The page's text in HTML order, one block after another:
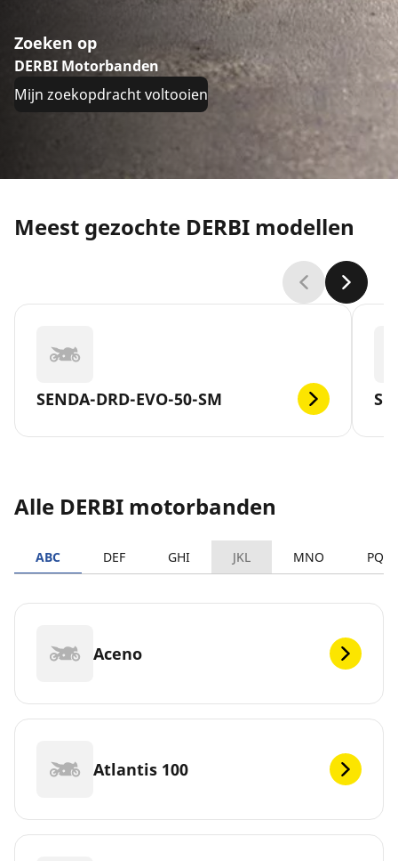
Zoeken op
DERBI Motorbanden
Mijn zoekopdracht voltooien
Meest gezochte DERBI modellen
SENDA-DRD-EVO-50-SM
Alle DERBI motorbanden
ABC DEF GHI JKL MNO PQRS
Aceno
Atlantis 100